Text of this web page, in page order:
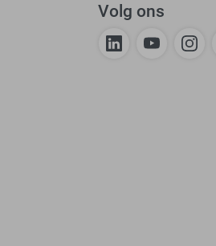
Volg ons